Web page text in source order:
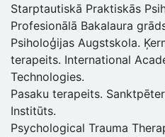
Starptautiskā Praktiskās
Profesionālā Bakalaura
Psiholoģijas Augstskola.
terapeits. International
Technologies.
Pasaku terapeits.
Institūts.
Psychological Trauma